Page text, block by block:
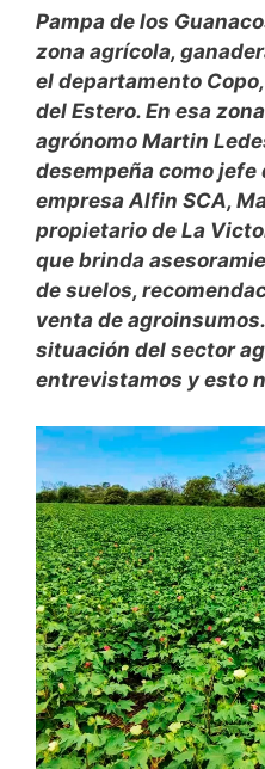
Pampa de los
zona agrícola,
el departamento
del Estero. En esa
agrónomo Martin
desempeña como
empresa Alfin SCA,
propietario de La
que brinda
de suelos,
venta de
situación del sector
entrevistamos y esto